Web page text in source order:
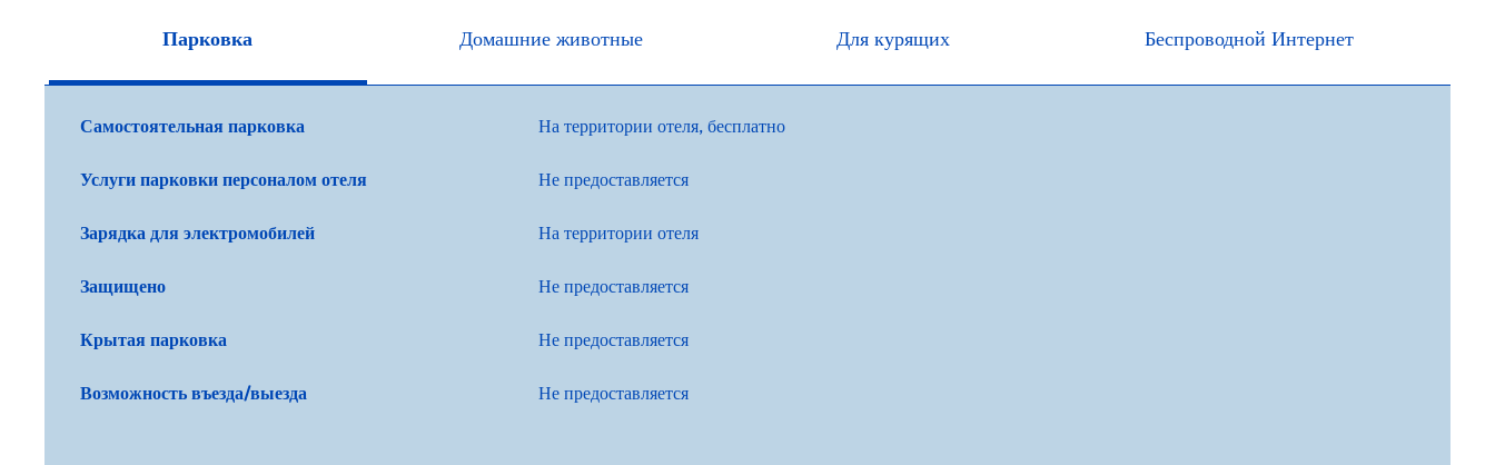
Парковка Домашние животные Для курящих Беспроводной Интернет
Самостоятельная парковка На территории отеля, бесплатно
Услуги парковки персоналом отеля Не предоставляется
Зарядка для электромобилей На территории отеля
Защищено Не предоставляется
Крытая парковка Не предоставляется
Возможность въезда/выезда Не предоставляется